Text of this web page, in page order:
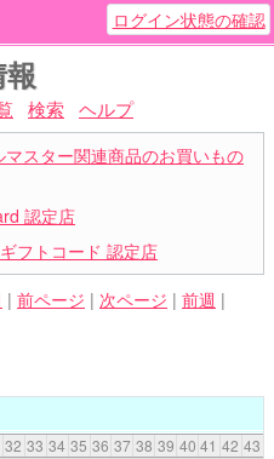
ログイン状態の確認
検索 ヘルプ
スター関連商品のお買いもの
認定店
フトコード 認定店
| 前ページ | 次ページ | 前週 |
32 33 34 35 36 37 38 39 40 41 42 43